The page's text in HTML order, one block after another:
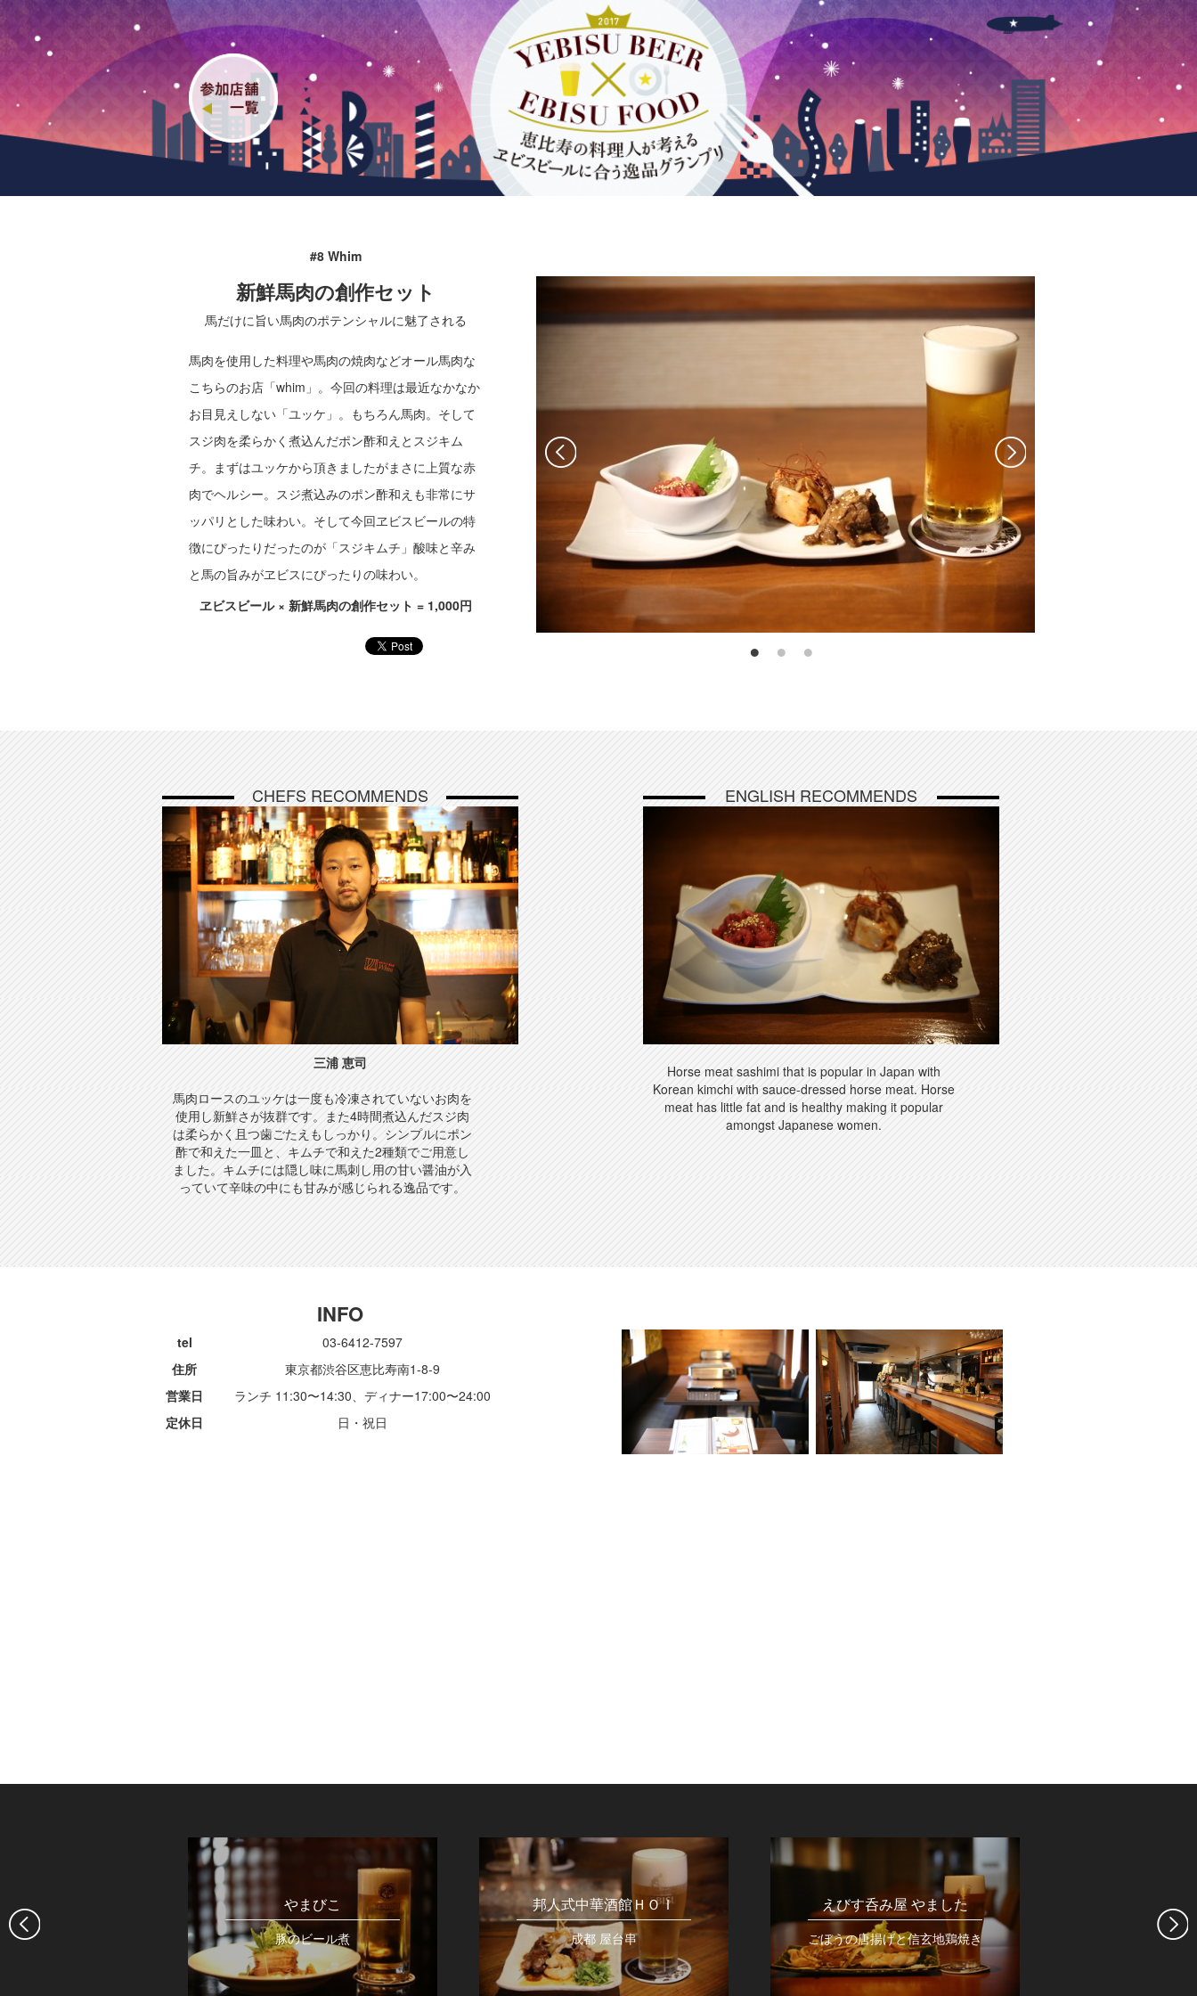
#8 Whim
新鮮馬肉の創作セット
馬だけに旨い馬肉のポテンシャルに魅了される
馬肉を使用した料理や馬肉の焼肉などオール馬肉な
こちらのお店「whim」。今回の料理は最近なかなか
お目見えしない「ユッケ」。もちろん馬肉。そして
スジ肉を柔らかく煮込んだポン酢和えとスジキム
チ。まずはユッケから頂きましたがまさに上質な赤
肉でヘルシー。スジ煮込みのポン酢和えも非常にサ
ッパリとした味わい。そして今回ヱビスビールの特
徴にぴったりだったのが「スジキムチ」酸味と辛み
と馬の旨みがヱビスにぴったりの味わい。
ヱビスビール × 新鮮馬肉の創作セット = 1,000円
CHEFS RECOMMENDS
三浦 恵司
馬肉ロースのユッケは一度も冷凍されていないお肉を
使用し新鮮さが抜群です。また4時間煮込んだスジ肉
は柔らかく且つ歯ごたえもしっかり。シンプルにポン
酢で和えた一皿と、キムチで和えた2種類でご用意し
ました。キムチには隠し味に馬刺し用の甘い醤油が入
っていて辛味の中にも甘みが感じられる逸品です。
ENGLISH RECOMMENDS
Horse meat sashimi that is popular in Japan with
Korean kimchi with sauce-dressed horse meat. Horse
meat has little fat and is healthy making it popular
amongst Japanese women.
INFO
tel
03-6412-7597
住所
東京都渋谷区恵比寿南1-8-9
営業日
ランチ 11:30〜14:30、ディナー17:00〜24:00
定休日
日・祝日
TABLE
煮込み
やまびこ
豚のビール煮
邦人式中華酒館ＨＯＩ
成都 屋台串
えびす呑み屋 やました
ごぼうの唐揚げと信玄地鶏焼き
目黒のさ
菜の花流 地鶏